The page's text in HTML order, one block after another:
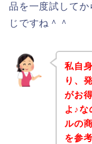
品を一度試して
じですね＾＾
私自
り、
がお
よ♪な
ルの
を参